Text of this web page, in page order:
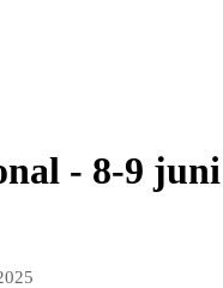
- 8-9 juni